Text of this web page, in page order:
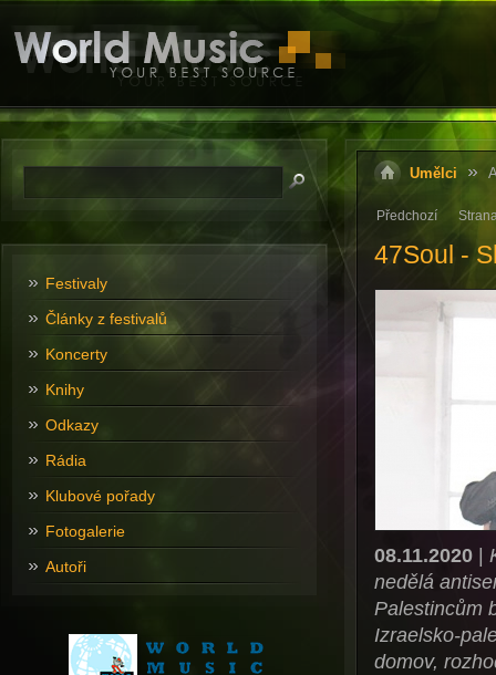
Umělci
Předchozí
47Soul -
08.11.2020|
nedělá
Palestincům
Izraelsko-
domov,
Festivaly
Články z festivalů
Koncerty
Knihy
Odkazy
Rádia
Klubové pořady
Fotogalerie
Autoři